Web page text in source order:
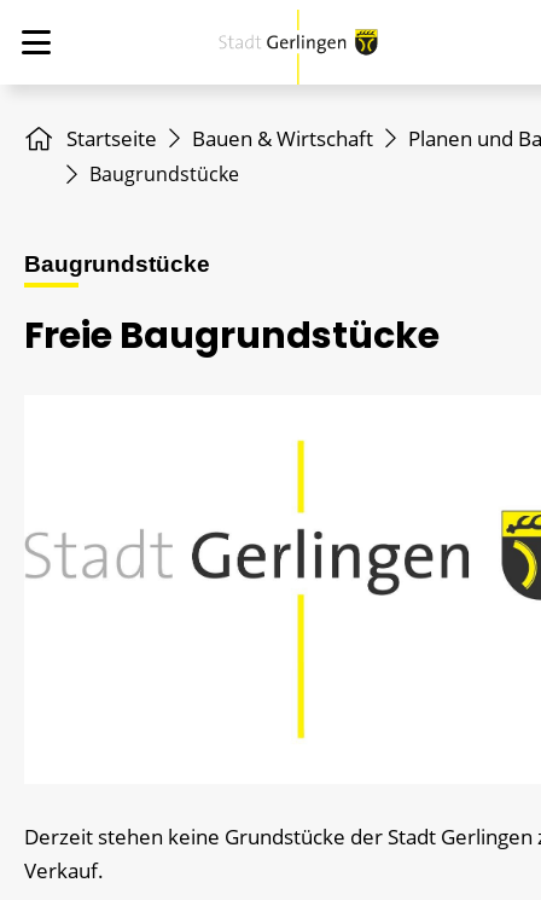
Startseite Bauen & Wirtschaft Planen und
Baugrundstücke
Baugrundstücke
Freie Baugrundstücke
Derzeit stehen keine Grundstücke der Stadt Gerlingen
Verkauf.